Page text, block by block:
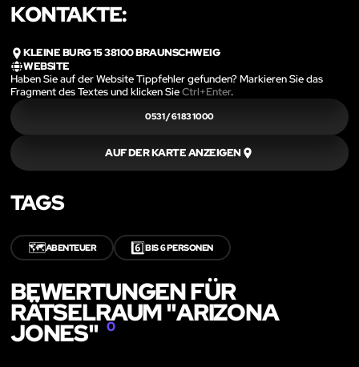
KONTAKTE:
KLEINE BURG 15 38100 BRAUNSCHWEIG
WEBSITE
Haben Sie auf der Website Tippfehler gefunden? Markieren Sie das
Fragment des Textes und klicken SieCtrl+Enter.
0531 / 61 83 1000
AUF DER KARTE ANZEIGEN
TAGS
🗺️ABENTEUER 6️⃣BIS 6 PERSONEN
BEWERTUNGEN FÜR
RÄTSELRAUM "ARIZONA
JONES" 0